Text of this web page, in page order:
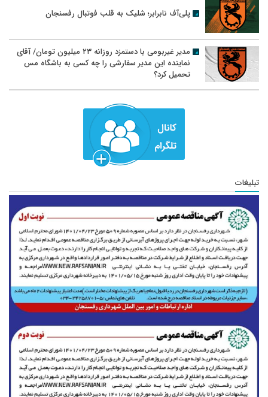
پلی‌آف نابرابر؛ شلیک به قلب فوتبال رفسنجان
مدیر غیربومی با دستمزد روزانه ۲۳ میلیون تومان/ آقای
نماینده این مدیر سفارشی را چه کسی به باشگاه مس
تحمیل کرد؟
تبلیغات